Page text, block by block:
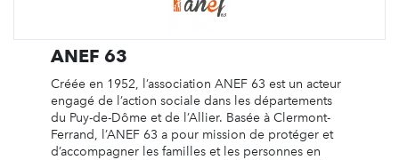
ANEF 63
Créée en 1952, l’association ANEF 63 est un acteur
engagé de l’action sociale dans les départements
du Puy-de-Dôme et de l’Allier. Basée à Clermont-
Ferrand, l’ANEF 63 a pour mission de protéger et
d’accompagner les familles et les personnes en